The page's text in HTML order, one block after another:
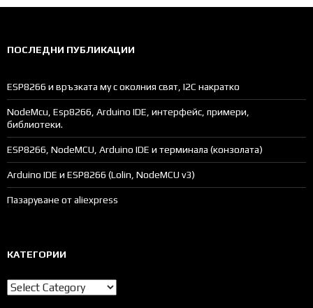
ПОСЛЕДНИ ПУБЛИКАЦИИ
ESP8266 и връзката му с околния свят, I2C накратко
NodeMcu, Esp8266, Arduino IDE, интерфейс, примери,
библиотеки.
ESP8266, NodeMCU, Arduino IDE и терминала (конзолата)
Arduino IDE и ESP8266 (Lolin, NodeMCU v3)
Пазаруване от aliexpress
КАТЕГОРИИ
Категории